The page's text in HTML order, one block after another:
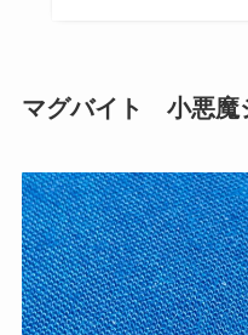
マグバイト 小悪魔